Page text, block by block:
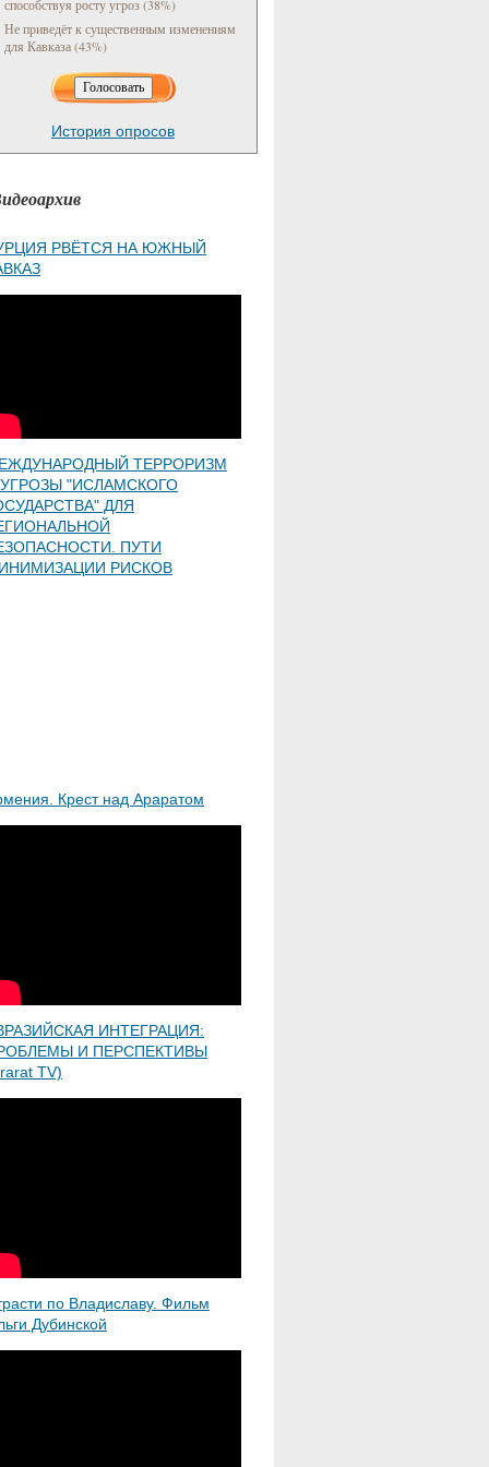
способствуя росту угроз (38%)
Не приведёт к существенным изменениям
для Кавказа (43%)
История опросов
РВЁТСЯ НА ЮЖНЫЙ
ТЕРРОРИЗМ
"ИСЛАМСКОГО
ДЛЯ
ПУТИ
РИСКОВ
Крест над Араратом
ИНТЕГРАЦИЯ:
И ПЕРСПЕКТИВЫ
TV)
по Владиславу. Фильм
Дубинской